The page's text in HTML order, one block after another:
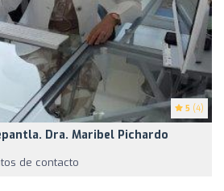
5 (4)
Dra. Maribel Pichardo
de contacto